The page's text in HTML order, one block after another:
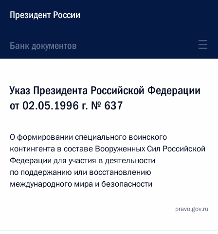
Президент России
Банк документов
Указ Президента Российской Федерации
от 02.05.1996 г. № 637
О формировании специального воинского
контингента в составе Вооруженных Сил Российской
Федерации для участия в деятельности
по поддержанию или восстановлению
международного мира и безопасности
pravo.gov.ru